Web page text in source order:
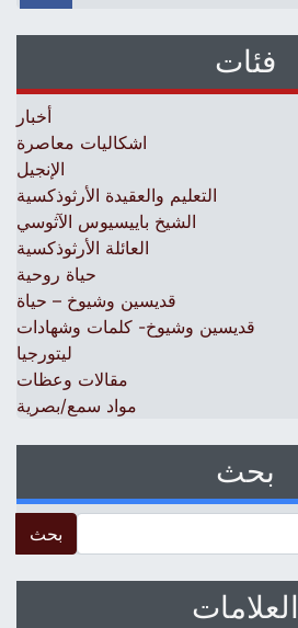
فئات
أخبار
اشكاليات معاصرة
الإنجيل
التعليم والعقيدة الأرثوذكسية
الشيخ باييسيوس الآثوسي
العائلة الأرثوذكسية
حياة روحية
قديسين وشيوخ – حياة
قديسين وشيوخ- كلمات وشهادات
ليتورجيا
مقالات وعظات
مواد سمع/بصرية
بحث
العلامات